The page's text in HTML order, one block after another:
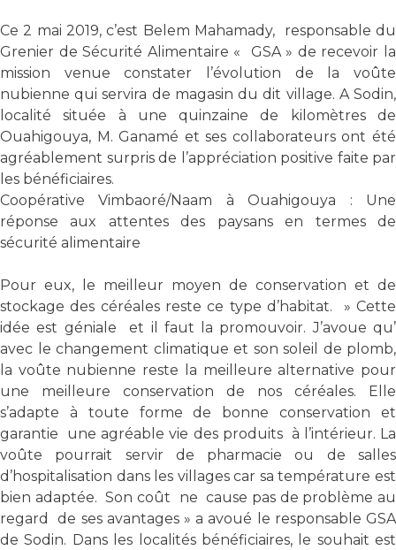
Ce 2 mai 2019, c’est Belem Mahamady, responsable du
Grenier de Sécurité Alimentaire « GSA » de recevoir la
mission venue constater l’évolution de la voûte
nubienne qui servira de magasin du dit village. A Sodin,
localité située à une quinzaine de kilomètres de
Ouahigouya, M. Ganamé et ses collaborateurs ont été
agréablement surpris de l’appréciation positive faite par
les bénéficiaires.
Coopérative Vimbaoré/Naam à Ouahigouya : Une
réponse aux attentes des paysans en termes de
sécurité alimentaire
Pour eux, le meilleur moyen de conservation et de
stockage des céréales reste ce type d’habitat. » Cette
idée est géniale et il faut la promouvoir. J’avoue qu’
avec le changement climatique et son soleil de plomb,
la voûte nubienne reste la meilleure alternative pour
une meilleure conservation de nos céréales. Elle
s’adapte à toute forme de bonne conservation et
garantie une agréable vie des produits à l’intérieur. La
voûte pourrait servir de pharmacie ou de salles
d’hospitalisation dans les villages car sa température est
bien adaptée. Son coût ne cause pas de problème au
regard de ses avantages » a avoué le responsable GSA
de Sodin. Dans les localités bénéficiaires, le souhait est